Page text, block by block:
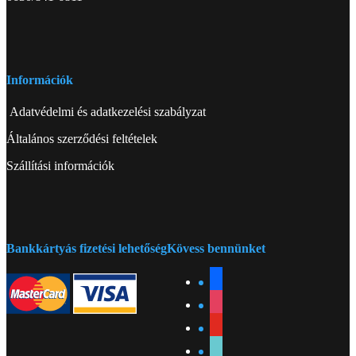
Információk
Adatvédelmi és adatkezelési szabályzat
Általános szerződési feltételek
Szállítási információk
Bankkártyás fizetési lehetőségKövess bennünket